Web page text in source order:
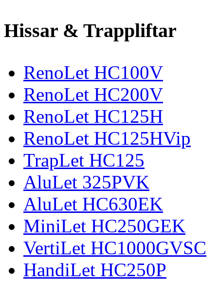
Hissar & Trappliftar
RenoLet HC100V
RenoLet HC200V
RenoLet HC125H
RenoLet HC125HVip
TrapLet HC125
AluLet 325PVK
AluLet HC630EK
MiniLet HC250GEK
VertiLet HC1000GVSC
HandiLet HC250P